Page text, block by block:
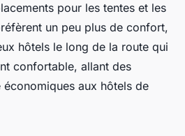
pour les tentes et les
un peu plus de confort,
hôtels le long de la route qui
confortable, allant des
économiques aux hôtels de